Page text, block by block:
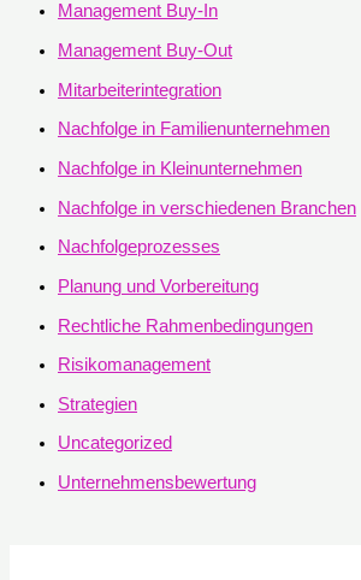
Management Buy-In
Management Buy-Out
Mitarbeiterintegration
Nachfolge in Familienunternehmen
Nachfolge in Kleinunternehmen
Nachfolge in verschiedenen Branchen
Nachfolgeprozesses
Planung und Vorbereitung
Rechtliche Rahmenbedingungen
Risikomanagement
Strategien
Uncategorized
Unternehmensbewertung